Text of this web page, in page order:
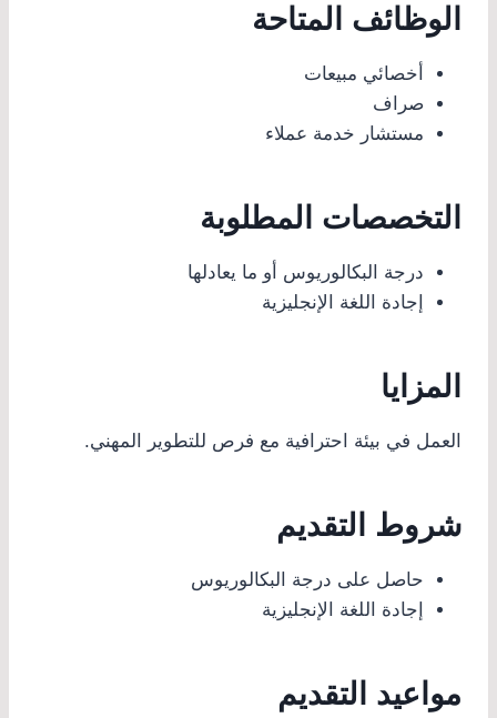
الوظائف المتاحة
أخصائي مبيعات
صراف
مستشار خدمة عملاء
التخصصات المطلوبة
درجة البكالوريوس أو ما يعادلها
إجادة اللغة الإنجليزية
المزايا
العمل في بيئة احترافية مع فرص للتطوير المهني.
شروط التقديم
حاصل على درجة البكالوريوس
إجادة اللغة الإنجليزية
مواعيد التقديم